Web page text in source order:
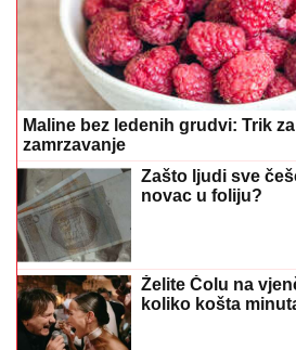
Maline bez ledenih grudvi: Trik
zamrzavanje
Zašto ljudi sve
novac u foliju?
Želite Čolu na
koliko košta